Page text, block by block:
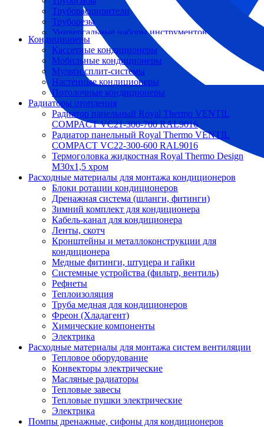
Труборасширители
Труборезы
Универсальные наборы инструментов
Кондиционеры
Кассетные кондиционеры
Мобильные кондиционеры
Мульти сплит-системы
Настенные кондиционеры
Потолочные кондиционеры
Радиаторы отопления
Радиатор панельный Royal Thermo VENTIL
COMPACT VC21-300-700 RAL9016
Радиатор панельный Royal Thermo VENTIL
COMPACT VC22-300-600 RAL9016
Термоголовка жидкостная Royal Thermo Design
M30х1,5 хром
Расходные материалы для монтажа кондиционеров
Блоки ротации кондиционеров
Дренажная система (шланги, фитинги)
Зимний комплект для кондиционера
Кабель-канал для кондиционера
Ленты, скотч
Кронштейны и металлоконструкции для
кондиционера
Медные фитинги, штуцера и гайки
Системные устройства (фильтр, вентиль)
Рефнеты
Теплоизоляция
Труба медная для кондиционеров
Фреон (Хладагент)
Химические компоненты
Электрика
Расходные материалы для монтажа систем вентиляции
Тепловое оборудование
Конвекторы электрические
Масляные радиаторы
Тепловые завесы
Тепловые пушки электрические
Электрика
Помпы дренажные, сифоны для кондиционеров